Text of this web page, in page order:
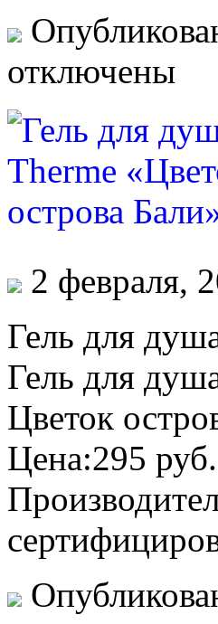
отключены
2 февраля,
Гель для
Гель для
Цветок
Цена:295